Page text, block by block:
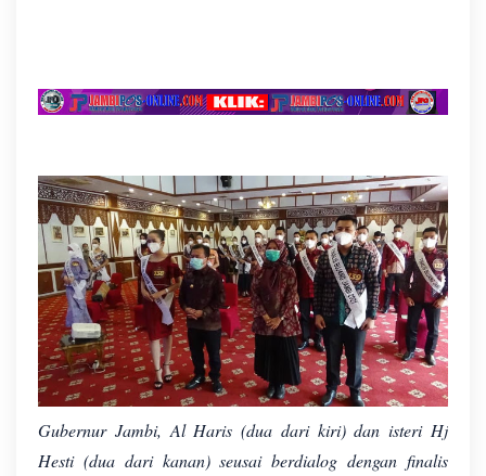
Gubernur Jambi, Al Haris (dua dari kiri) dan isteri Hj
Hesti (dua dari kanan) seusai berdialog dengan finalis